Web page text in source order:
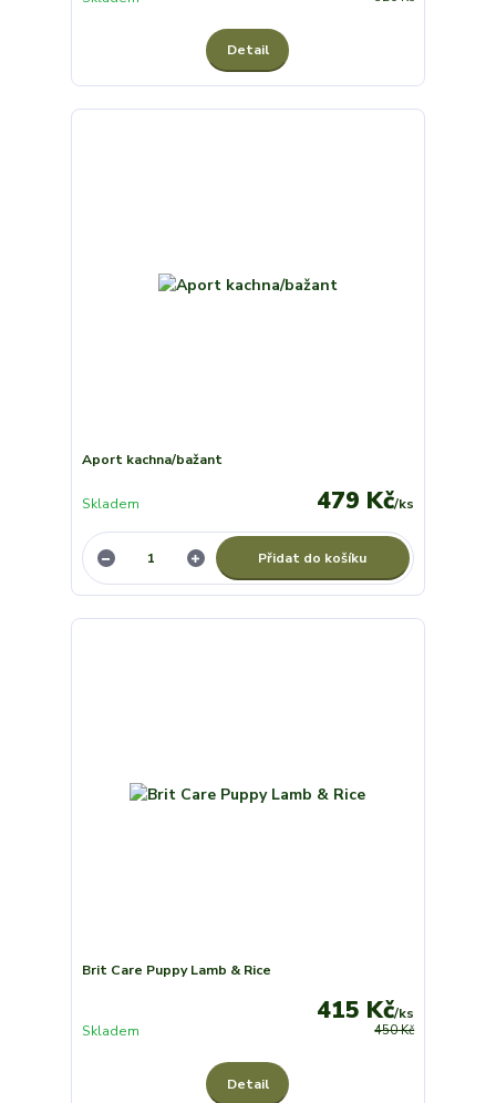
Detail
Aport kachna/bažant
479 Kč/ks
Skladem
Přidat do košíku
Brit Care Puppy Lamb & Rice
450 Kč
415 Kč/ks
Skladem
Detail